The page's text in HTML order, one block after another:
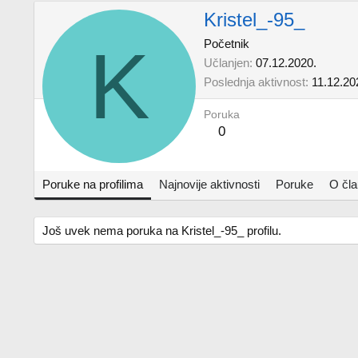
K
Kristel_-95_
Početnik
Učlanjen 07.12.2020.
Poslednja aktivnost
Poruka
0
Poruke na profilima Najnovije aktivnosti Poruke O
Još uvek nema poruka na Kristel_-95_ profilu.